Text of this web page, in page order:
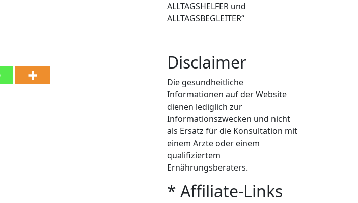
ALLTAGSHELFER und
ALLTAGSBEGLEITER“
Disclaimer
Die gesundheitliche
Informationen auf der Website
dienen lediglich zur
Informationszwecken und nicht
als Ersatz für die Konsultation mit
einem Arzte oder einem
qualifiziertem
Ernährungsberaters.
* Affiliate-Links